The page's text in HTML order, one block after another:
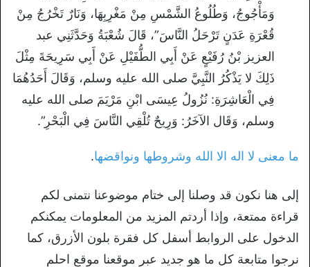
وَمَأْجُوجُ، وَطُلُوعُ الشَّمْسِ مِنْ مَغْرِبِهَا، وَنَارٌ تَخْرُجُ مِنْ
قُعْرَةِ عَدَنٍ تَرْحَلُ النَّاسَ”، قَالَ شُعْبَةُ وَحَدَّثَنِي عبد
العزيز بْنُ رُفَيْعٍ عَنْ أَبِي الطُّفَيْلِ عَنْ أَبِي سَرِيحَةَ مِثْلَ
ذَلِكَ لا يَذْكُرُ النَّبِيَّ صلى الله عليه وسلم، وَقَالَ أَحَدُهُمَا
فِي الْعَاشِرَةِ: نُزُولُ عِيسَى ابْنِ مَرْيَمَ صلى الله عليه
وسلم، وَقَال الآخَرُ: وَرِيحٌ تُلْقِي النَّاسَ فِي الْبَحْرِ”.
ما معنى لا اله الا الله وشروطها ونواقضها.
إلى هنا نكون قد وصلنا إلى ختام موضوعنا نتمنى لكم
قراءة ممتعة، وإذا أردتم المزيد من المعلومات يمكنكم
الدخول على الروابط أسفل كل فقرة بلون الأزرق، كما
نرجوا متابعة كل ما هو جديد عبر موقعنا موقع احلم